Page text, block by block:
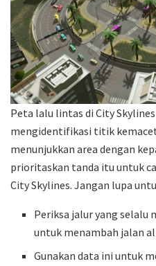
Peta lalu lintas di City
mengidentifikasi titik
menunjukkan area dengan
prioritaskan tanda itu untuk
City Skylines. Jangan lupa
Periksa jalur yang selalu
untuk menambah jalan
Gunakan data ini untuk